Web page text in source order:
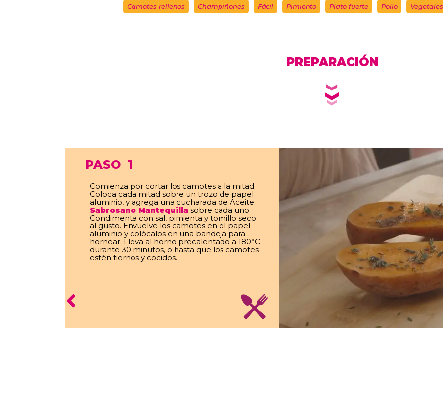
Camotes rellenos Champiñones Fácil Pimiento Plato fuerte Pollo Vegetales
PREPARACIÓN
PASO 1
Comienza por cortar los camotes a la mitad.
Coloca cada mitad sobre un trozo de papel
aluminio, y agrega una cucharada de Aceite
Sabrosano Mantequilla sobre cada uno.
Condimenta con sal, pimienta y tomillo seco
al gusto. Envuelve los camotes en el papel
aluminio y colócalos en una bandeja para
hornear. Lleva al horno precalentado a 180°C
durante 30 minutos, o hasta que los camotes
estén tiernos y cocidos.